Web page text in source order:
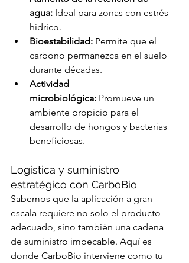
agua: Ideal para zonas con estrés
hídrico.
Bioestabilidad: Permite que el
carbono permanezca en el suelo
durante décadas.
Actividad
microbiológica: Promueve un
ambiente propicio para el
desarrollo de hongos y bacterias
beneficiosas.
Logística y suministro
estratégico con CarboBio
Sabemos que la aplicación a gran
escala requiere no solo el producto
adecuado, sino también una cadena
de suministro impecable. Aquí es
donde CarboBio interviene como tu